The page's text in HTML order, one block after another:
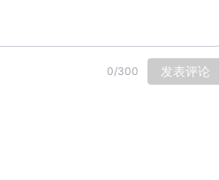
0/300 发表评论